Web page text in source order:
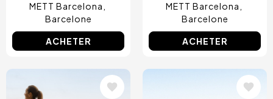
METT Barcelona
Barcelone
ACHETER
METT Barcelona
Barcelone
ACHETER
Image